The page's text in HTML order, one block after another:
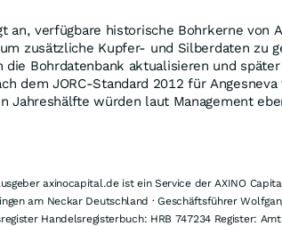
an, verfügbare historische Bohrkerne von
zusätzliche Kupfer- und Silberdaten zu
die Bohrdatenbank aktualisieren und
dem JORC-Standard 2012 für
Jahreshälfte würden laut Management
axinocapital.de ist ein Service der AXINO
am Neckar Deutschland · Geschäftsführer
Handelsregisterbuch: HRB 747234 Register: